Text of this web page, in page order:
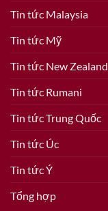
Tin tức Malaysia
Tin tức Mỹ
Tin tức New Zealand
Tin tức Rumani
Tin tức Trung Quốc
Tin tức Úc
Tin tức Ý
Tổng hợp